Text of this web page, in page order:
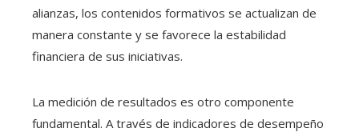
alianzas, los contenidos formativos se actualizan de
manera constante y se favorece la estabilidad
financiera de sus iniciativas.
La medición de resultados es otro componente
fundamental. A través de indicadores de desempeño